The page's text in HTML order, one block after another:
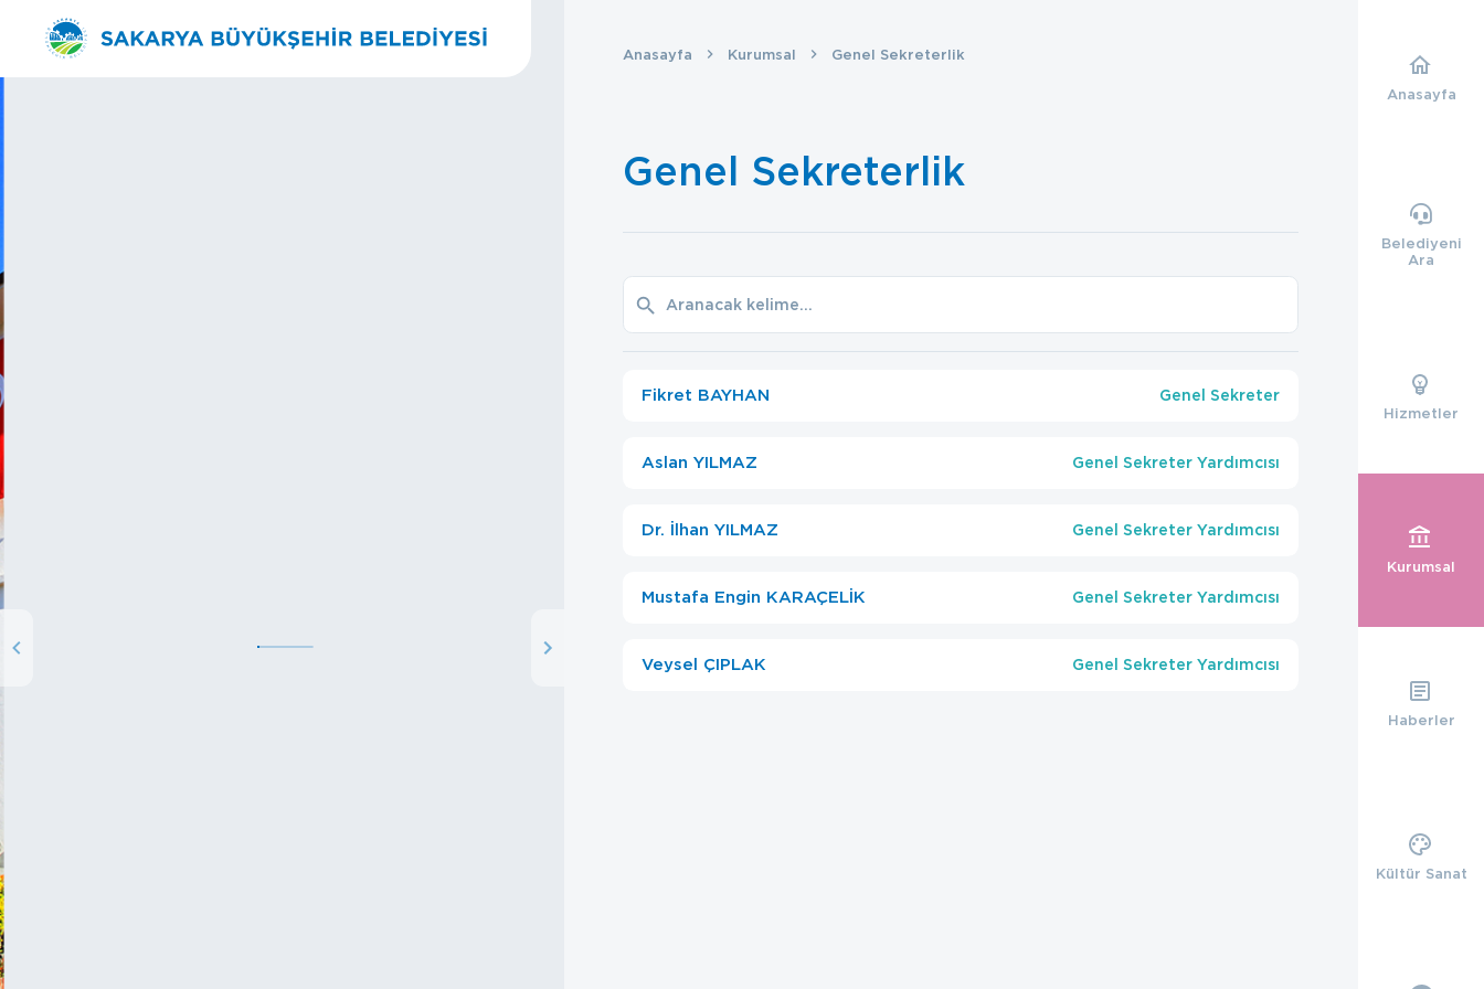
Anasayfa Kurumsal Genel Sekreterlik
Genel Sekreterlik
Fikret BAYHAN Genel Sekreter
Aslan YILMAZ Genel Sekreter Yardımcısı
Dr. İlhan YILMAZ Genel Sekreter Yardımcısı
Mustafa Engin KARAÇELİK Genel Sekreter Yardımcısı
Veysel ÇIPLAK Genel Sekreter Yardımcısı
Anasayfa
Belediyeni
Ara
Hizmetler
Kurumsal
Haberler
Kültür Sanat